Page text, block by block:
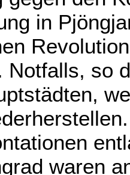
in
Notfalls, so
waren